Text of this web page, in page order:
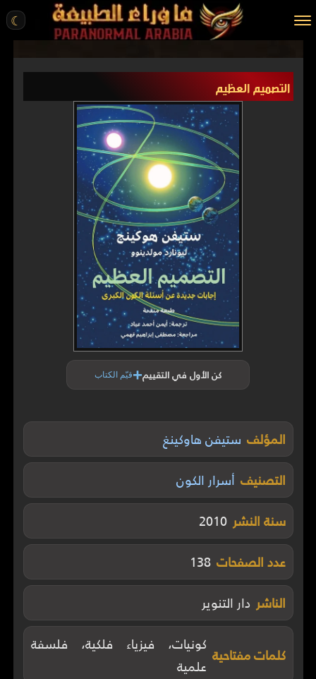
☾
الرئيسية
مقالات
التصميم العظيم
كن الأول في التقييم+قيّم الكتاب
المؤلف ستيفن هاوكينغ
التصنيف أسرار الكون
سنة النشر 2010
عدد الصفحات 138
الناشر دار التنوير
كلمات مفتاحية كونيات، فيزياء فلكية، فلسفة
علمية